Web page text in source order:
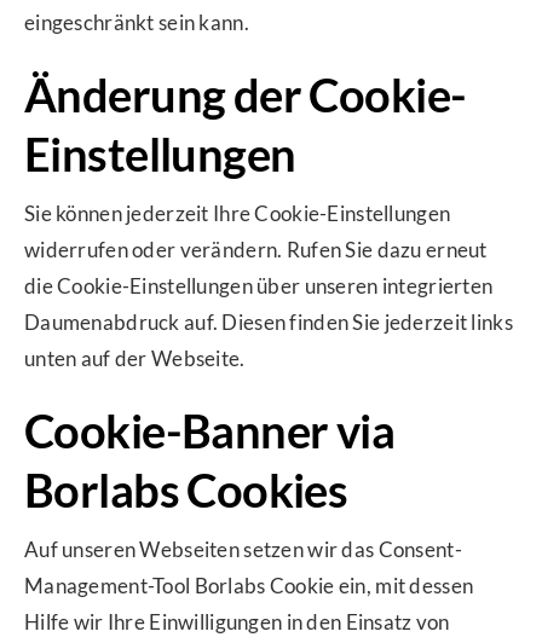
eingeschränkt sein kann.
Änderung der Cookie-
Einstellungen
Sie können jederzeit Ihre Cookie-Einstellungen
widerrufen oder verändern. Rufen Sie dazu erneut
die Cookie-Einstellungen über unseren integrierten
Daumenabdruck auf. Diesen finden Sie jederzeit links
unten auf der Webseite.
Cookie-Banner via
Borlabs Cookies
Auf unseren Webseiten setzen wir das Consent-
Management-Tool Borlabs Cookie ein, mit dessen
Hilfe wir Ihre Einwilligungen in den Einsatz von